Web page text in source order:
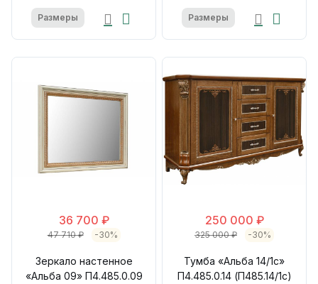
Размеры Размеры
36 700 ₽
47 710 ₽ -30%
Зеркало настенное
«Альба 09» П4.485.0.09
250 000 ₽
325 000 ₽ -30%
Тумба «Альба 14/1с»
П4.485.0.14 (П485.14/1с)